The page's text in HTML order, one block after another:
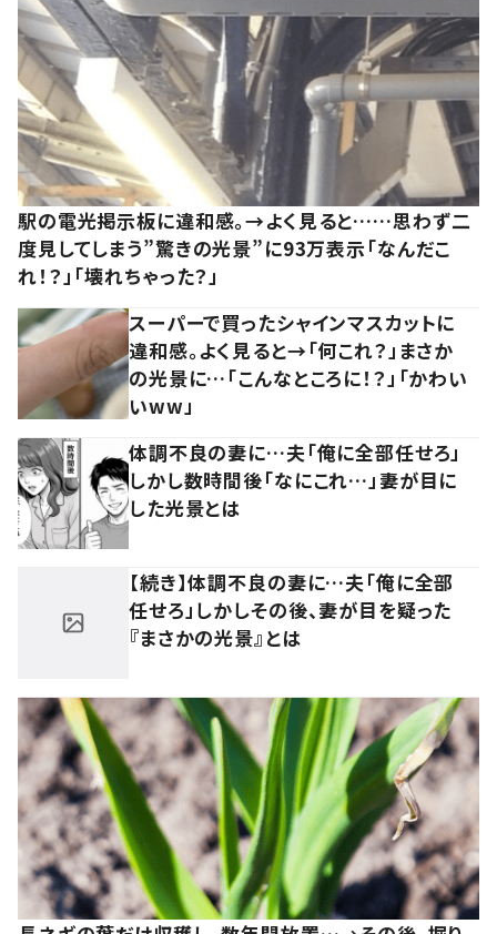
駅の電光掲示板に違和感。→よく見ると……思わず二
度見してしまう”驚きの光景”に93万表示「なんだこ
れ！？」「壊れちゃった？」
スーパーで買ったシャインマスカットに
違和感。よく見ると→「何これ？」まさか
の光景に…「こんなところに！？」「かわい
いww」
体調不良の妻に…夫「俺に全部任せろ」
しかし数時間後「なにこれ…」妻が目に
した光景とは
【続き】体調不良の妻に…夫「俺に全部
任せろ」しかしその後、妻が目を疑った
『まさかの光景』とは